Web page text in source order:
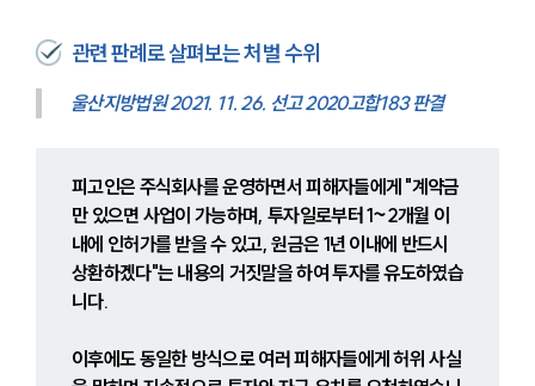
관련 판례로 살펴보는 처벌 수위
울산지방법원 2021. 11. 26. 선고 2020고합183 판결
피고인은 주식회사를 운영하면서 피해자들에게 "계약금
만 있으면 사업이 가능하며, 투자일로부터 1~2개월 이
내에 인허가를 받을 수 있고, 원금은 1년 이내에 반드시
상환하겠다"는 내용의 거짓말을 하여 투자를 유도하였습
니다.
이후에도 동일한 방식으로 여러 피해자들에게 허위 사실